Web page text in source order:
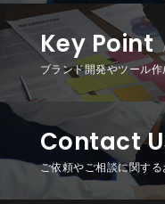
Key Point /
ブランド開発やツール
Contact
ご依頼やご相談に関す